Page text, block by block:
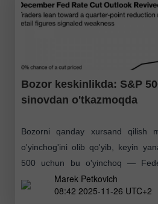
Bozor keskinlikda: S&P
sinovdan o'tkazmoqda
Bozorni qanday xursand qilish
o'yinchog'ini olib qo'yib, keyin
500 uchun bu o'yinchoq —
oyida stavka pasaytirish
Marek Petkovich
08:42 2025-11-26 UTC+2